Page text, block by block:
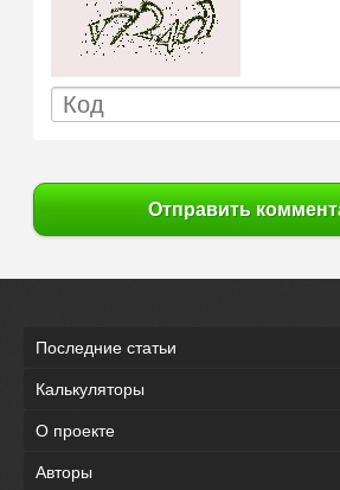
Отправить
Последние статьи
Калькуляторы
О проекте
Авторы